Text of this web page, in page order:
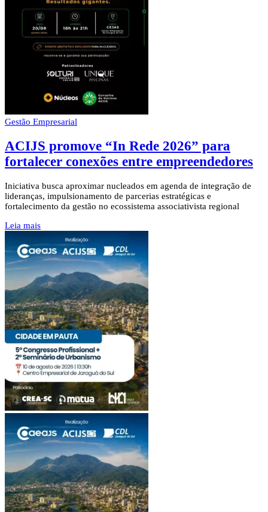
Gestão Empresarial
ACIJS promove “In Rede 2026” para
fortalecer conexões entre empreendedores
Iniciativa busca aproximar nucleados em agenda de integração de
lideranças, impulsionamento de parcerias estratégicas e
fortalecimento da gestão no ecossistema associativista regional
Leia mais